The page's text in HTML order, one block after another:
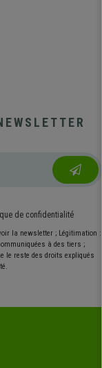
de confidentialité
la newsletter ; Légitimation :
à des tiers ;
le reste des droits expliqués